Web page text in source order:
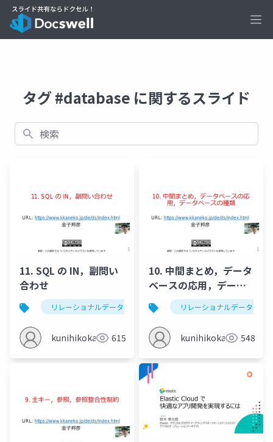
タグ #database に関するスライド
検索
11. SQL の IN，副問い
合わせ
リレーショナルデータベース sql in
kunihikokaneko615
10. 中間まとめ，データ
ベースの応用，データ
ベースの種類リレーショナルデータベー
kunihikokaneko548